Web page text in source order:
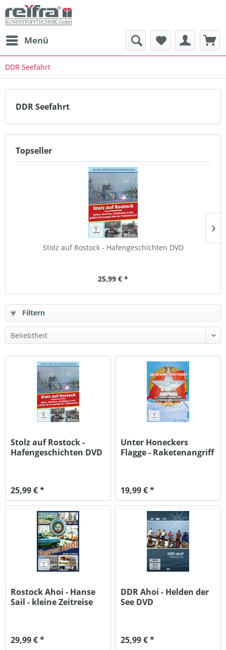
Menü
DDR Seefahrt
DDR Seefahrt
Topseller
Stolz auf Rostock - Hafengeschichten DVD
25,99 € *
Filtern
Stolz auf Rostock -
Hafengeschichten DVD
25,99 € *
Unter Honeckers
Flagge - Raketenangriff
19,99 € *
Rostock Ahoi - Hanse
Sail - kleine Zeitreise
29,99 € *
DDR Ahoi - Helden der
See DVD
25,99 € *